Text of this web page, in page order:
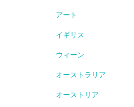
アート
イギリス
ウィーン
オーストラリア
オーストリア